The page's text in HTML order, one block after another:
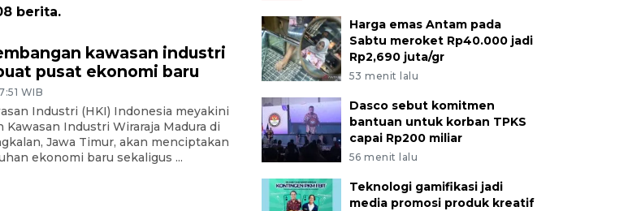
berita.
kawasan industri
pusat ekonomi baru
WIB
Industri (HKI) Indonesia meyakini
Kawasan Industri Wiraraja Madura di
Jawa Timur, akan menciptakan
ekonomi baru sekaligus ...
Harga emas Antam pada
Sabtu meroket Rp40.000 jadi
Rp2,690 juta/gr
53 menit lalu
Dasco sebut komitmen
bantuan untuk korban TPKS
capai Rp200 miliar
56 menit lalu
Teknologi gamifikasi jadi
media promosi produk kreatif